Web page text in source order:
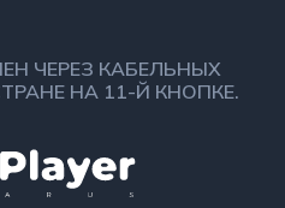
ЧЕРЕЗ КАБЕЛЬНЫХ
НА 11-Й КНОПКЕ.